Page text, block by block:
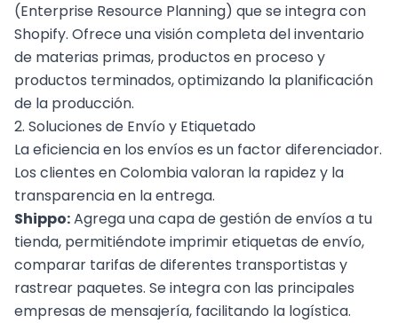
(Enterprise Resource Planning) que se integra con
Shopify. Ofrece una visión completa del inventario
de materias primas, productos en proceso y
productos terminados, optimizando la planificación
de la producción.
2. Soluciones de Envío y Etiquetado
La eficiencia en los envíos es un factor diferenciador.
Los clientes en Colombia valoran la rapidez y la
transparencia en la entrega.
Shippo:Agrega una capa de gestión de envíos a tu
tienda, permitiéndote imprimir etiquetas de envío,
comparar tarifas de diferentes transportistas y
rastrear paquetes. Se integra con las principales
empresas de mensajería, facilitando la logística.